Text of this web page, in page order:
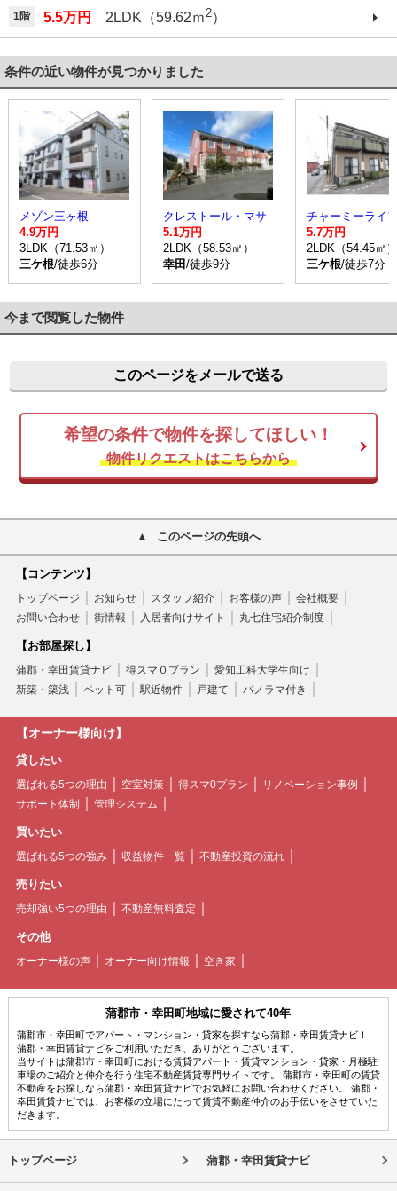
1階 5.5万円 2LDK（59.62ｍ2）
条件の近い物件が見つかりました
メゾン三ヶ根
4.9万円
3LDK（71.53㎡）
三ケ根/徒歩6分
クレストール・マサ
5.1万円
2LDK（58.53㎡）
幸田/徒歩9分
5.7万円
2LDK（54.45㎡）
三ケ根/徒歩7分
今まで閲覧した物件
このページをメールで送る
希望の条件で物件を探してほしい！
物件リクエストはこちらから
このページの先頭へ
【コンテンツ】
トップページ お知らせ スタッフ紹介 お客様の声
会社概要
お問い合わせ
街情報 入居者向けサイト 丸七住宅紹介制度
【お部屋探し】
蒲郡・幸田賃貸ナビ 得スマ０プラン
愛知工科大学生向け
新築・築浅
ペット可 駅近物件 戸建て パノラマ付き
【オーナー様向け】
貸したい
選ばれる5つの理由 空室対策 得スマ0プラン
リノベーション事例
サポート体制
管理システム
買いたい
選ばれる5つの強み 収益物件一覧 不動産投資の流れ
売りたい
売却強い5つの理由 不動産無料査定
その他
オーナー様の声 オーナー向け情報 空き家
蒲郡市・幸田町地域に愛されて40年
蒲郡市・幸田町でアパート・マンション・貸家を探すなら蒲郡・幸田賃貸ナビ！
蒲郡・幸田賃貸ナビをご利用いただき、ありがとうございます。
当サイトは蒲郡市・幸田町における賃貸アパート・賃貸マンション・貸家・月極駐
車場のご紹介と仲介を行う住宅不動産賃貸専門サイトです。 蒲郡市・幸田町の賃貸
不動産をお探しなら蒲郡・幸田賃貸ナビでお気軽にお問い合わせください。 蒲郡・
幸田賃貸ナビでは、お客様の立場にたって賃貸不動産仲介のお手伝いをさせていた
だきます。
トップページ 蒲郡・幸田賃貸ナビ